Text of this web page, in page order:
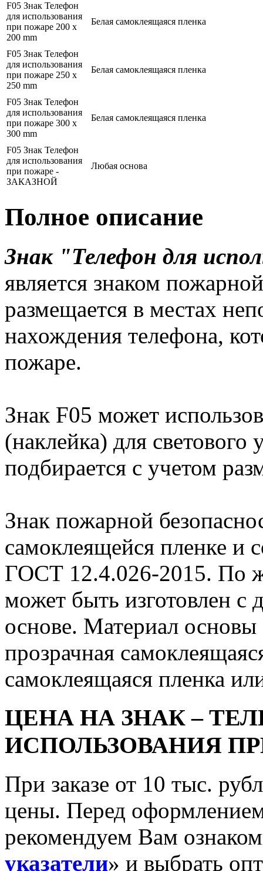
F05 Знак Телефон
для использования
при пожаре 200 x
200 mm
Белая самоклеящаяся пленка
F05 Знак Телефон
для использования
при пожаре 250 x
250 mm
Белая самоклеящаяся пленка
F05 Знак Телефон
для использования
при пожаре 300 x
300 mm
Белая самоклеящаяся пленка
F05 Знак Телефон
для использования
при пожаре -
ЗАКАЗНОЙ
Любая основа
Полное описание
Знак "Телефон для
является знаком
размещается в местах
нахождения телефона,
пожаре.
Знак F05 может
(наклейка) для светового
подбирается с учетом
Знак пожарной
самоклеящейся пленке и
ГОСТ 12.4.026-2015. По
может быть изготовлен с
основе. Материал основы
прозрачная
самоклеящаяся пленка
ЦЕНА НА ЗНАК –
ИСПОЛЬЗОВАНИЯ
При заказе от 10 тыс.
цены. Перед оформлением
рекомендуем Вам
указатели» и выбрать